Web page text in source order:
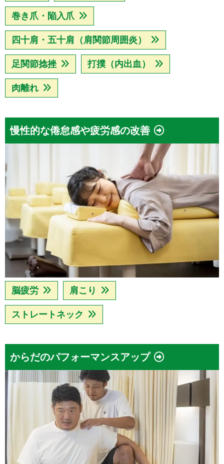
巻き爪・陥入爪
四十肩・五十肩（肩関節周囲炎）
足関節捻挫 打撲（内出血）
肉離れ
慢性的な倦怠感や疲労感の改善
脳疲労 肩こり
ストレートネック
からだのパフォーマンスアップ